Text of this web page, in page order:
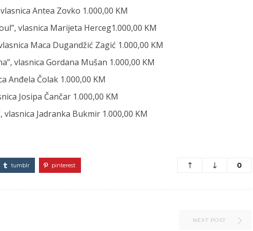
Antea Zovko 1.000,00 KM
vlasnica Marijeta Herceg1.000,00 KM
Maca Dugandžić Zagić 1.000,00 KM
vlasnica Gordana Mušan 1.000,00 KM
Anđela Čolak 1.000,00 KM
Josipa Čančar 1.000,00 KM
vlasnica Jadranka Bukmir 1.000,00 KM
tumblr pinterest 0
NEXT POST